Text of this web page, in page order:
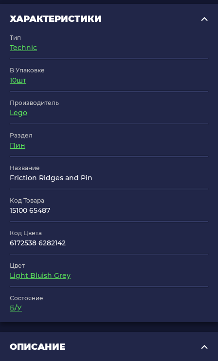
ХАРАКТЕРИСТИКИ
Тип
Technic
В Упаковке
10шт
Производитель
Lego
Раздел
Пин
Название
Friction Ridges and Pin
Код Товара
15100 65487
Код Цвета
6172538 6282142
Цвет
Light Bluish Grey
Состояние
Б/У
ОПИСАНИЕ